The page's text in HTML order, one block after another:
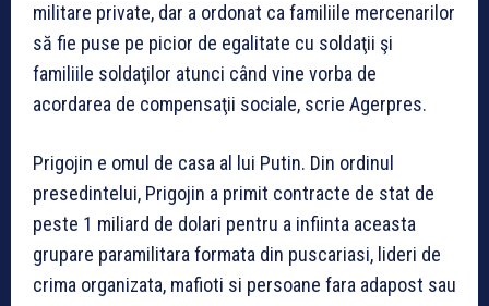
militare private, dar a ordonat ca familiile mercenarilor
să fie puse pe picior de egalitate cu soldaţii şi
familiile soldaţilor atunci când vine vorba de
acordarea de compensaţii sociale, scrie Agerpres.
Prigojin e omul de casa al lui Putin. Din ordinul
presedintelui, Prigojin a primit contracte de stat de
peste 1 miliard de dolari pentru a infiinta aceasta
grupare paramilitara formata din puscariasi, lideri de
crima organizata, mafioti si persoane fara adapost sau